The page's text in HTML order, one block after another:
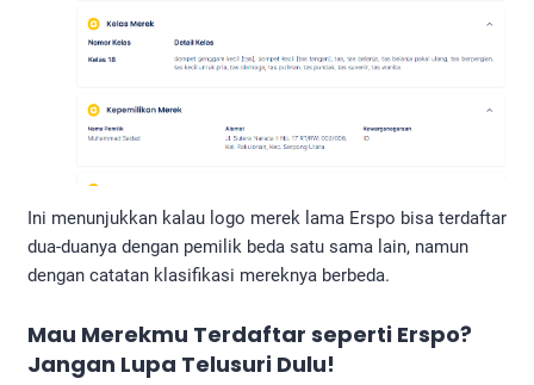
Ini menunjukkan kalau logo merek lama Erspo bisa terdaftar
dua-duanya dengan pemilik beda satu sama lain, namun
dengan catatan klasifikasi mereknya berbeda.
Mau Merekmu Terdaftar seperti Erspo?
Jangan Lupa Telusuri Dulu!